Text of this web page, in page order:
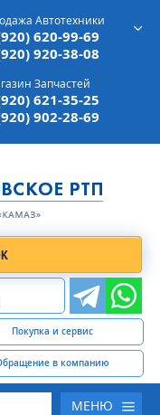
Автотехники
620-99-69
920-38-08
Запчастей
621-35-25
902-28-69
Покупка и сервис
в компанию
МЕНЮ